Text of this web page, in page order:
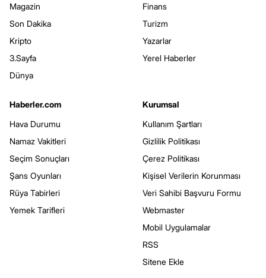
Magazin
Son Dakika
Kripto
3.Sayfa
Dünya
Finans
Turizm
Yazarlar
Yerel Haberler
Haberler.com
Hava Durumu
Namaz Vakitleri
Seçim Sonuçları
Şans Oyunları
Rüya Tabirleri
Yemek Tarifleri
Kurumsal
Kullanım Şartları
Gizlilik Politikası
Çerez Politikası
Kişisel Verilerin Korunması
Veri Sahibi Başvuru Formu
Webmaster
Mobil Uygulamalar
RSS
Sitene Ekle